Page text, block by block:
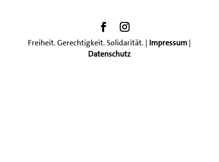
Freiheit. Gerechtigkeit. Solidarität. | Impressum|
Datenschutz